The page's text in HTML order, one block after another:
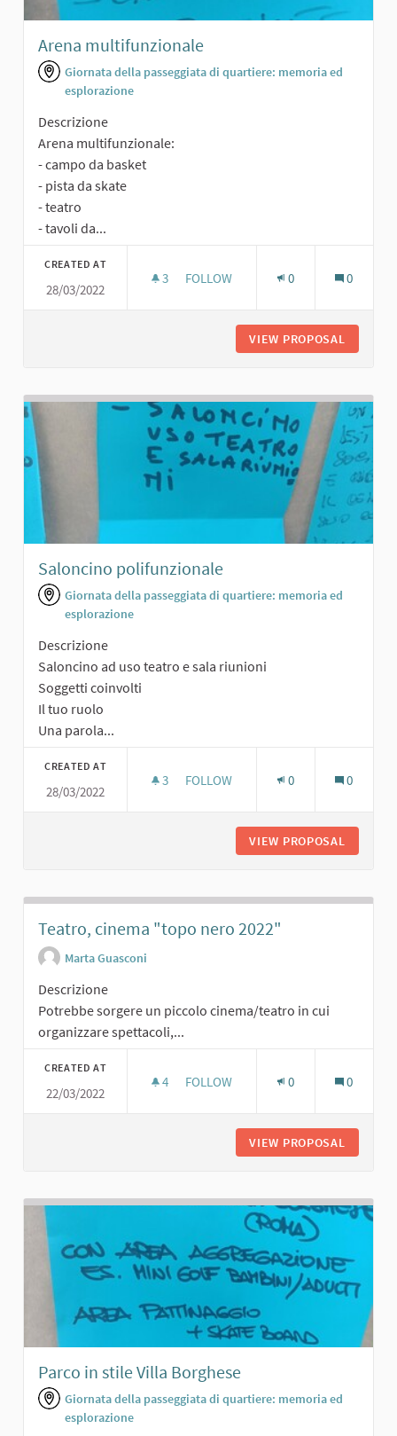
Arena multifunzionale
Giornata della passeggiata di quartiere: memoria ed
esplorazione
Descrizione
Arena multifunzionale:
- campo da basket
- pista da skate
- teatro
- tavoli da...
CREATED AT
28/03/2022
3 3 FOLLOWERS
FOLLOW 0 0
VIEW PROPOSAL
Saloncino polifunzionale
Giornata della passeggiata di quartiere: memoria ed
esplorazione
Descrizione
Saloncino ad uso teatro e sala riunioni
Soggetti coinvolti
Il tuo ruolo
Una parola...
CREATED AT
28/03/2022
3 3 FOLLOWERS
FOLLOW 0 0
VIEW PROPOSAL
Teatro, cinema "topo nero 2022"
Marta Guasconi
Descrizione
Potrebbe sorgere un piccolo cinema/teatro in cui
organizzare spettacoli,...
CREATED AT
22/03/2022
4 4 FOLLOWERS
FOLLOW 0 0
VIEW PROPOSAL
Parco in stile Villa Borghese
Giornata della passeggiata di quartiere: memoria ed
esplorazione